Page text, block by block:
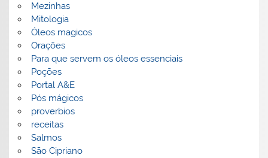
Mezinhas
Mitologia
Óleos magicos
Orações
Para que servem os óleos essenciais
Poções
Portal A&E
Pós mágicos
proverbios
receitas
Salmos
São Cipriano